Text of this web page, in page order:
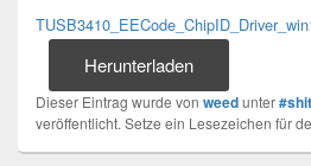
Herunterladen
Dieser Eintrag wurde von weedunter
veröffentlicht. Setze ein Lesezeichen für